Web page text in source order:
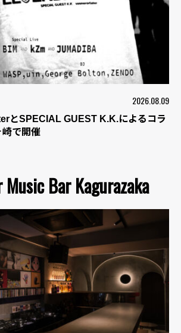
2026.08.09
とSPECIAL GUEST K.K.によるコラ
崎で開催
Bar Kagurazaka